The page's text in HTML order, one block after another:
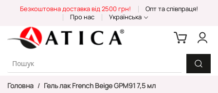
Content
Безкоштовна доставка від 2500 грн!
Опт та співпраця!
Про нас
Українська
Головна Гель лак French Beige GPM91 7,5 мл